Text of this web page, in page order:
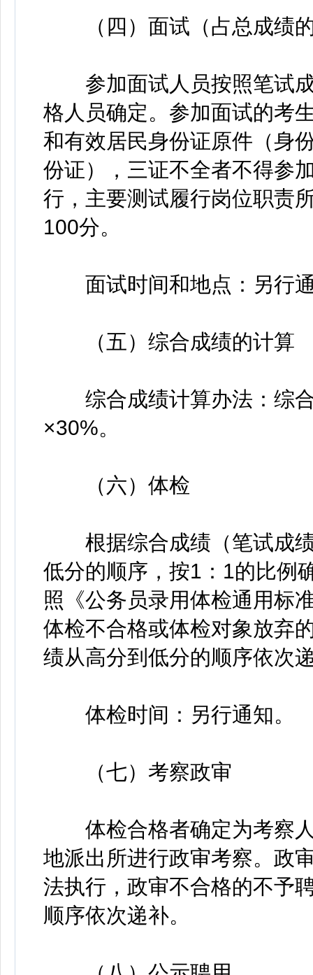
（四）面试（占总成绩
参加面试人员按照笔试成
格人员确定。参加面试的考
和有效居民身份证原件（身
份证），三证不全者不得参
行，主要测试履行岗位职责
100分。
面试时间和地点：另行
（五）综合成绩的计算
综合成绩计算办法：综合
×30%。
（六）体检
根据综合成绩（笔试成绩
低分的顺序，按1：1的比例
照《公务员录用体检通用标
体检不合格或体检对象放弃
绩从高分到低分的顺序依次
体检时间：另行通知。
（七）考察政审
体检合格者确定为考察人
地派出所进行政审考察。政
法执行，政审不合格的不予
顺序依次递补。